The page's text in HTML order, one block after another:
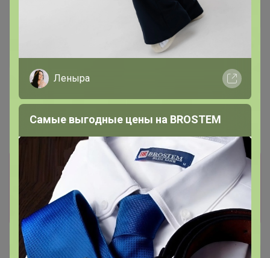
Туалет для приучения кошек
к унитазу 39.2×38.7×3 см,
белый
Когтеточка для кошек ТМ
50×24×2.5 см, гофрокартон
Информация о заказах доступна
лишь членам клуба
Показать
Леныра
Самые выгодные цены на BROSTEM